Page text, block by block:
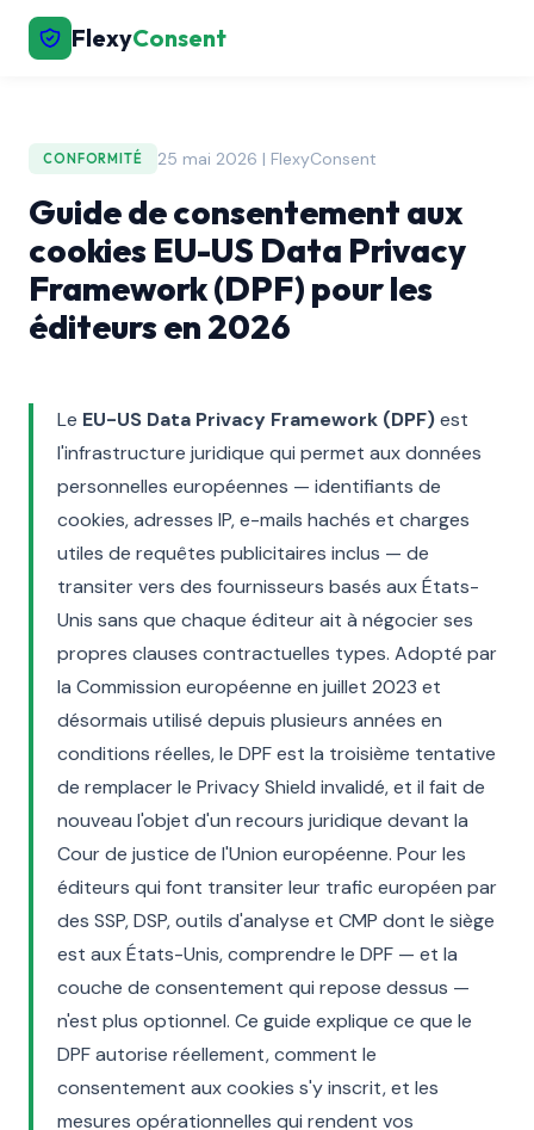
FlexyConsent
CONFORMITÉ 25 mai 2026 | FlexyConsent
Guide de consentement aux
cookies EU-US Data Privacy
Framework (DPF) pour les
éditeurs en 2026
Le EU-US Data Privacy Framework (DPF)est
l'infrastructure juridique qui permet aux données
personnelles européennes — identifiants de
cookies, adresses IP, e-mails hachés et charges
utiles de requêtes publicitaires inclus — de
transiter vers des fournisseurs basés aux États-
Unis sans que chaque éditeur ait à négocier ses
propres clauses contractuelles types. Adopté par
la Commission européenne en juillet 2023 et
désormais utilisé depuis plusieurs années en
conditions réelles, le DPF est la troisième tentative
de remplacer le Privacy Shield invalidé, et il fait de
nouveau l'objet d'un recours juridique devant la
Cour de justice de l'Union européenne. Pour les
éditeurs qui font transiter leur trafic européen par
des SSP, DSP, outils d'analyse et CMP dont le siège
est aux États-Unis, comprendre le DPF — et la
couche de consentement qui repose dessus —
n'est plus optionnel. Ce guide explique ce que le
DPF autorise réellement, comment le
consentement aux cookies s'y inscrit, et les
mesures opérationnelles qui rendent vos